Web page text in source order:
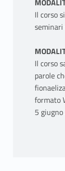
Il corso
seminari
Il corso
parole
formato
5